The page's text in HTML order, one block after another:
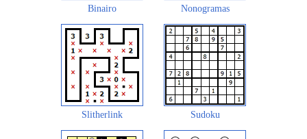
Binairo Nonogramas
Slitherlink Sudoku